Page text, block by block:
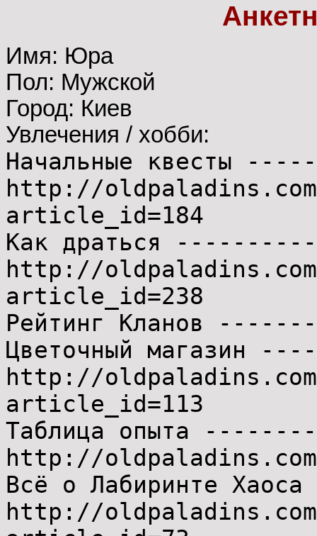
Имя: Юра
Пол: Мужской
Город: Киев
Увлечения / хобби:
Начальные квесты
http://
article_id=184
Как драться
http://
article_id=238
Рейтинг Кланов
Цветочный магазин
http://
article_id=113
Таблица опыта
http://oldpaladins.com/
Всё о Лабиринте
http://